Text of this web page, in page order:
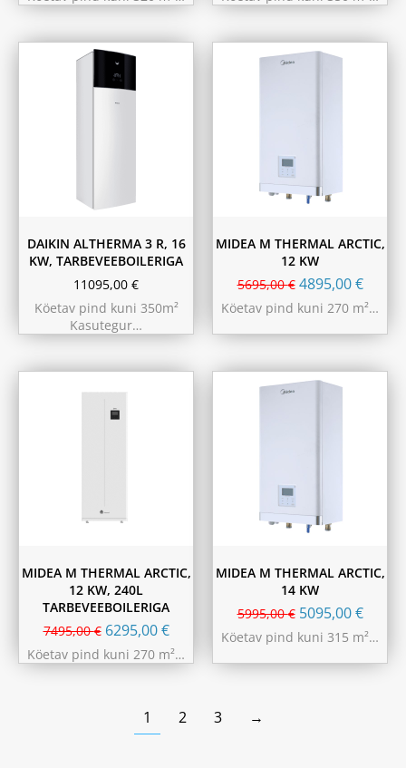
230L
DAIKIN ALTHERMA 3 R, 16
KW, TARBEVEEBOILERIGA
11095,00 €
Köetav pind kuni 350m²
Kasutegur…
MIDEA M THERMAL ARCTIC,
12 KW
5695,00€ 4895,00€
Köetav pind kuni 270 m²…
MIDEA M THERMAL ARCTIC,
12 KW, 240L
TARBEVEEBOILERIGA
7495,00€ 6295,00€
Köetav pind kuni 270 m²…
MIDEA M THERMAL ARCTIC,
14 KW
5995,00€ 5095,00€
Köetav pind kuni 315 m²…
1 2 3 →